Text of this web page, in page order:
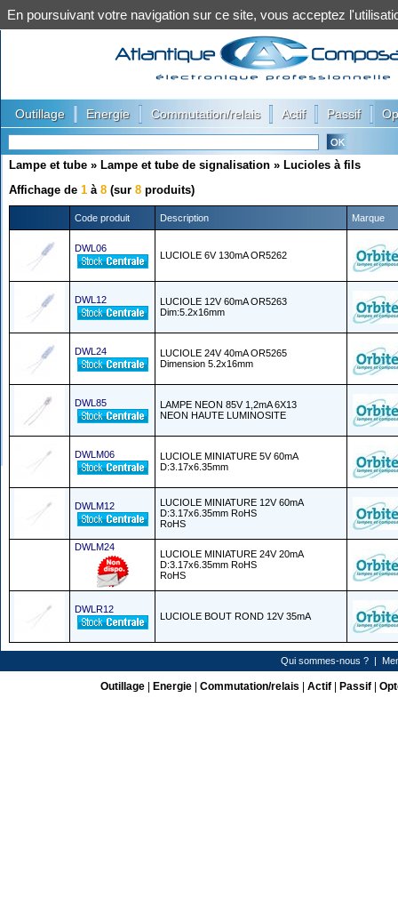
Outillage Energie Commutation/relais Actif Passif
Lampe et tube » Lampe et tube de signalisation » Lucioles à fils
Affichage de 1 à 8 (sur 8 produits)
Code produit Description Marque
DWL06
LUCIOLE 6V 130mA OR5262
DWL12
LUCIOLE 12V 60mA OR5263
Dim:5.2x16mm
DWL24
LUCIOLE 24V 40mA OR5265
Dimension 5.2x16mm
DWL85
LAMPE NEON 85V 1,2mA 6X13
NEON HAUTE LUMINOSITE
DWLM06
LUCIOLE MINIATURE 5V 60mA
D:3.17x6.35mm
DWLM12
LUCIOLE MINIATURE 12V 60mA
D:3.17x6.35mm RoHS
RoHS
DWLM24
LUCIOLE MINIATURE 24V 20mA
D:3.17x6.35mm RoHS
RoHS
DWLR12
LUCIOLE BOUT ROND 12V 35mA
Qui sommes-nous ?|
Outillage| Energie| Commutation/relais Actif| Passif|
En poursuivant votre navigation sur ce site, vous acceptez